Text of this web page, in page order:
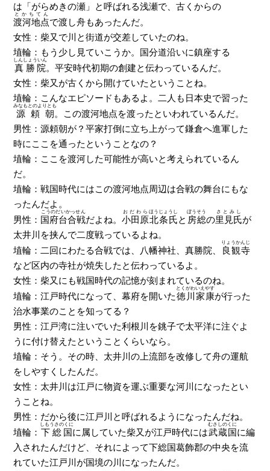
は「がらめきの瀬」と呼ばれる浅瀬で、古くからの
渡河地点
とかちてん
で渡し舟もあったんだ。
女性：柴又で川と街道が交差していたのね。
埴輪：もう少し見ていこうか。国分道沿いに鎮座する
真勝院
しんしょういん
。平安時代初期の創建と伝わっているんだ。
女性：柴又が古くから開けていたということね。
埴輪：こんなエピソードもあるよ。二人も日本史で習った
源頼朝
みなもとのよりとも
。この渡河地点を渡ったといわれているんだ。
男性：源頼朝が？平家打倒に立ち上がって鎌倉へ進軍した
時にここを通ったということなの？
埴輪：ここを渡河した可能性が高いと考えられているん
だ。
埴輪：戦国時代にはこの渡河地点周辺は合戦の舞台にもな
ったんだよ。
男性： 国府台合戦
こうのだいかっせん
だよね。小田原
おだわら
北条氏
ほうじょうし
と 房総
ぼうそう
の里見氏
さとみし
が
太井川を挟んで二度戦っているよね。
埴輪：二回にわたる合戦では、八幡神社、真勝院、
良観寺
りょうかんじ
など区内の寺社が焼失したと伝わっているよ。
女性：柴又にも戦国時代の記憶が刻まれているのね。
埴輪：江戸時代になって、幕府を開いた徳川家康
とくがわいえやす
が行った
治水事業のことを知ってる？
男性：江戸湾に注いでいた利根川を銚子で太平洋に注ぐよ
うに付け替えたということくらいなら。
埴輪：そう。その時、太井川の上流部を改修して舟の運航
をしやすくしたんだ。
女性：太井川は江戸に物資を運ぶ重要な河川になったとい
うことね。
男性：だから後に江戸川と呼ばれるようになったんだね。
埴輪： 下総国
しもうさのくに
に属していた柴又が江戸時代には武蔵国
むさしのくに
に編
入されたんだけど、それによって下総国葛飾郡の中央を流
れていた江戸川が国境の川になったんだ。